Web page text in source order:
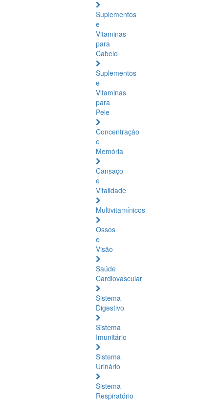
Suplementos
e
Vitaminas
para
Cabelo
Suplementos
e
Vitaminas
para
Pele
Concentração
e
Memória
Cansaço
e
Vitalidade
Multivitamínicos
Ossos
e
Visão
Saúde
Cardiovascular
Sistema
Digestivo
Sistema
Imunitário
Sistema
Urinário
Sistema
Respiratório